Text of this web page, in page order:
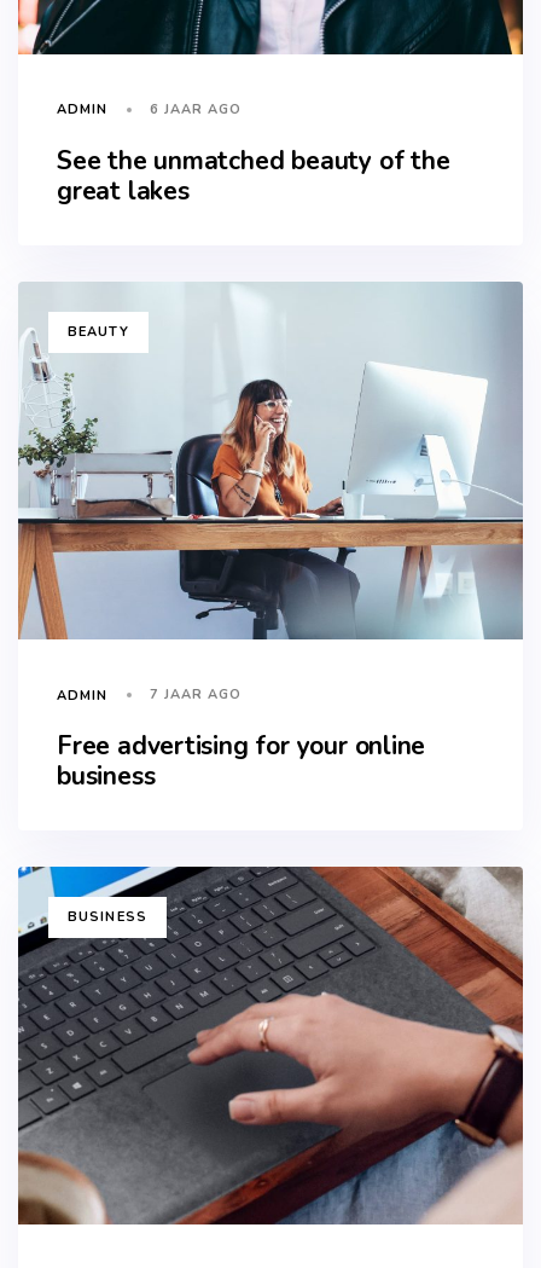
ADMIN 6 JAAR AGO
See the unmatched beauty of the
great lakes
TAGSBEAUTY
ADMIN 7 JAAR AGO
Free advertising for your online
business
TAGSBUSINESS